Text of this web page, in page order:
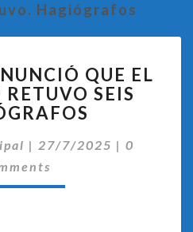
Hagiógrafos
DENUNCIÓ
QUE
EL
RETUVO
SEIS
QUE EL
SEIS
| 27/7/2025 | 0